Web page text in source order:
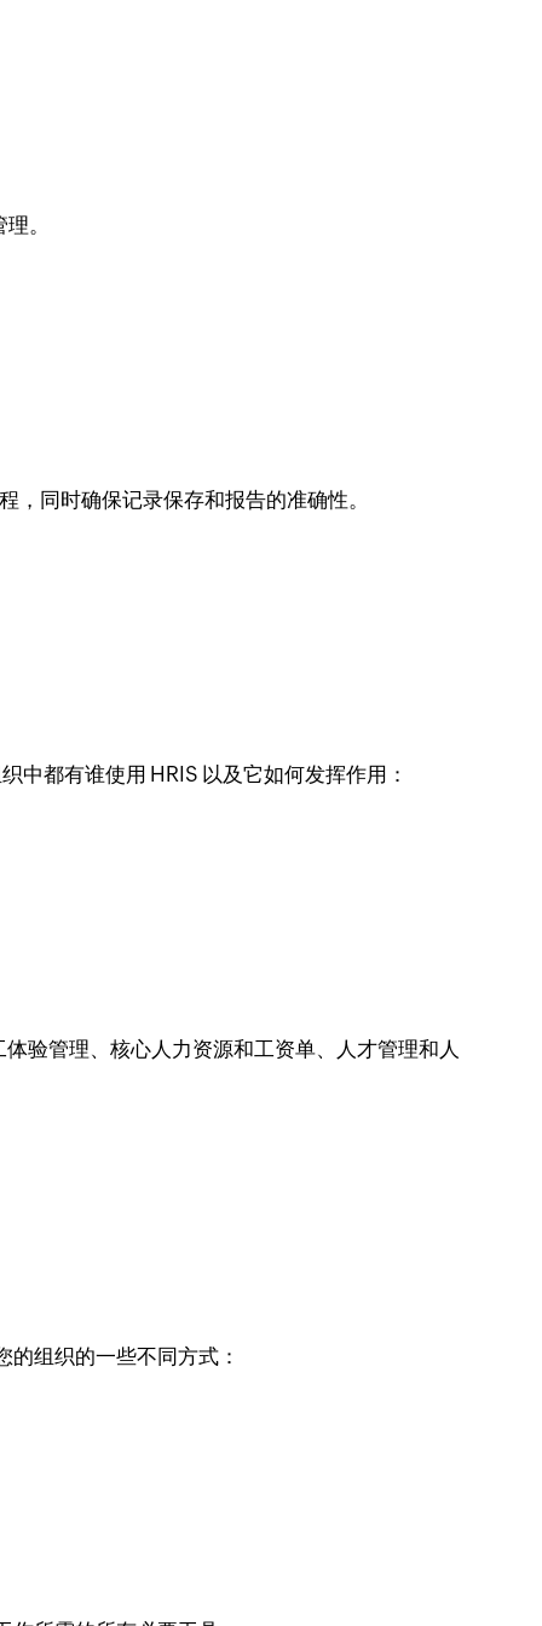
。
，同时确保记录保存和报告的准确性。
中都有谁使用 HRIS 以及它如何发挥作用：
验管理、核心人力资源和工资单、人才管理和人
组织的一些不同方式：